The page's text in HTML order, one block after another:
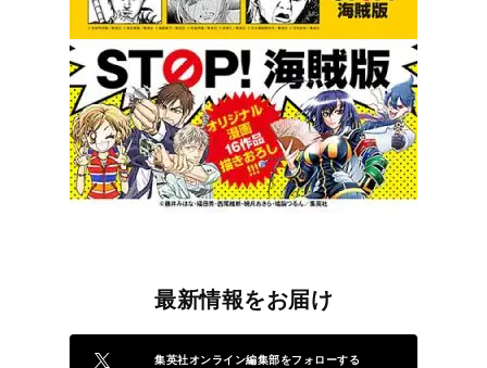
最新情報をお届け
集英社オンライン編集部をフォローする